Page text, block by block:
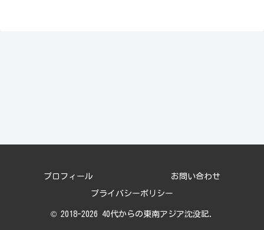
プロフィール お問い合わせ
プライバシーポリシー
© 2018-2026 40代からの東南アジア沈没記.